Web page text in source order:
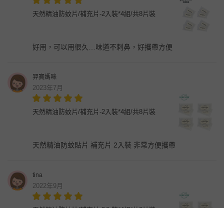
天然精油防蚊片/補充片-2入裝*4組/共8片裝
好用，可以用很久…味道不刺鼻，好攜帶方便
羿寶媽咪
2023年7月
天然精油防蚊片/補充片-2入裝*4組/共8片裝
天然精油防蚊貼片 補充片 2入裝 非常方便攜帶
tina
2022年9月